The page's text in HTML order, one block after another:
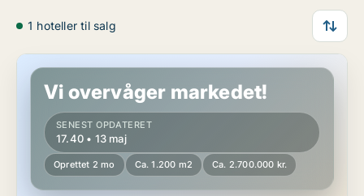
1 hoteller til salg
Hotelejendom i Tim
Vi overvåger markedet!
SENEST OPDATERET
17.40 • 13 maj
Oprettet 2 mo Ca. 1.200 m2 Ca. 2.700.000 kr.